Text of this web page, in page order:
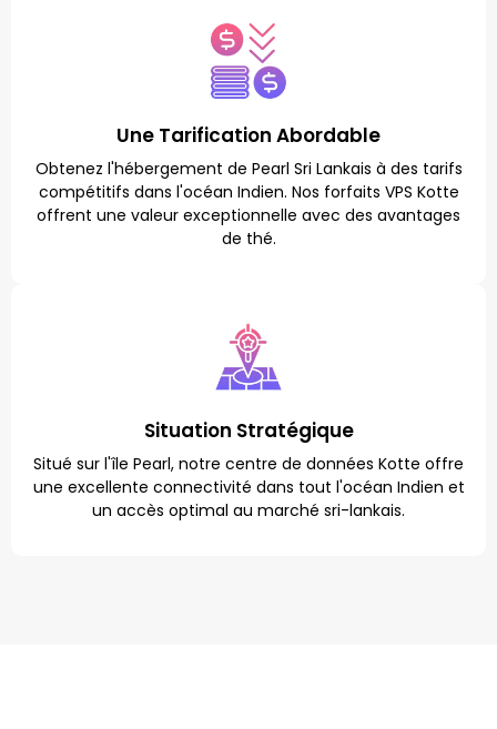
Une Tarification Abordable
Obtenez l'hébergement de Pearl Sri Lankais à des tarifs
compétitifs dans l'océan Indien. Nos forfaits VPS Kotte
offrent une valeur exceptionnelle avec des avantages
de thé.
Situation Stratégique
Situé sur l'île Pearl, notre centre de données Kotte offre
une excellente connectivité dans tout l'océan Indien et
un accès optimal au marché sri-lankais.